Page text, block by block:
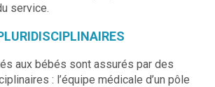
service.
aux bébés sont assurés par des
: l’équipe médicale d’un pôle